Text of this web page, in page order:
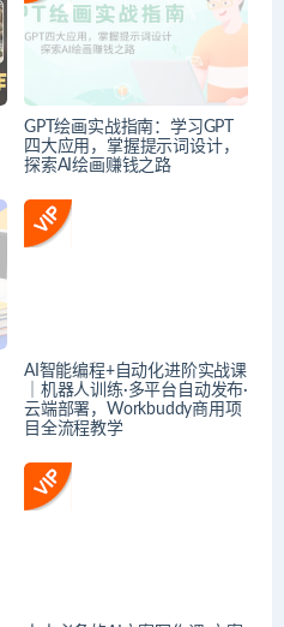
GPT绘画实战指南：学习GPT
四大应用，掌握提示词设计，
探索AI绘画赚钱之路
AI智能编程+自动化进阶实战课
｜机器人训练·多平台自动发布·
云端部署，Workbuddy商用项
目全流程教学